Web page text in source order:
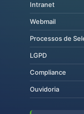
Intranet
Webmail
Processos de
LGPD
Compliance
Ouvidoria